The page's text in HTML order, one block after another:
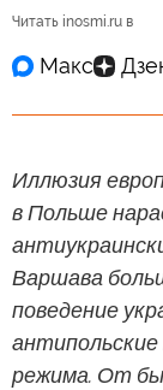
Читать inosmi.ru в
Иллюзия
в Польше
Варшава
поведение
режима. От